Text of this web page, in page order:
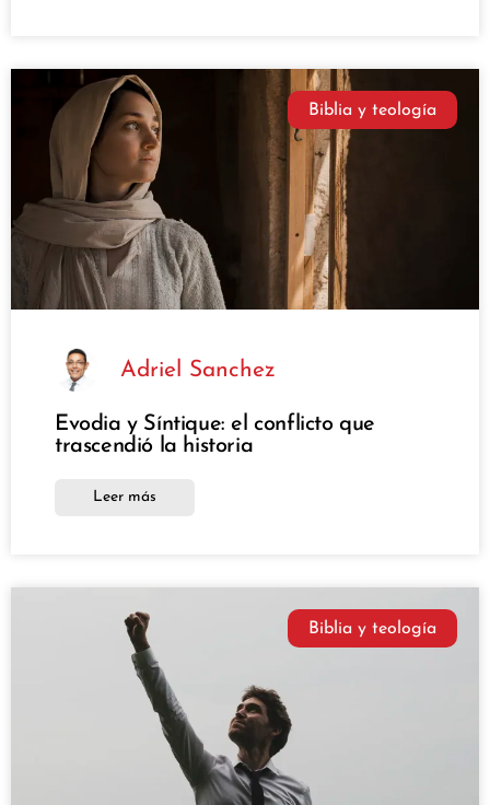
Biblia y teología
Adriel Sanchez
Evodia y Síntique: el conflicto que
trascendió la historia
Leer más
Biblia y teología